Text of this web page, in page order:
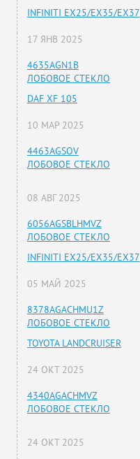
INFINITI EX25/EX35/EX37
17 ЯНВ 2025
4635AGN1B
ЛОБОВОЕ СТЕКЛО
DAF XF 105
10 МАР 2025
4463AGSOV
ЛОБОВОЕ СТЕКЛО
08 АВГ 2025
6056AGSBLHMVZ
ЛОБОВОЕ СТЕКЛО
INFINITI EX25/EX35/EX37
05 МАЙ 2025
8378AGACHMU1Z
ЛОБОВОЕ СТЕКЛО
TOYOTA LANDCRUISER
24 ОКТ 2025
4340AGACHMVZ
ЛОБОВОЕ СТЕКЛО
24 ОКТ 2025